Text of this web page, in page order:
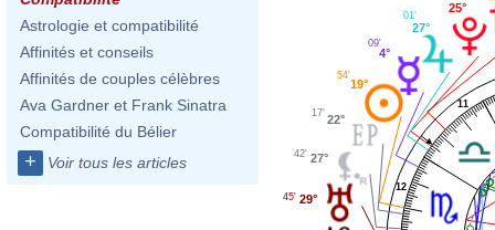
Astrologie et compatibilité
Affinités et conseils
Affinités de couples célèbres
Ava Gardner et Frank Sinatra
Compatibilité du Bélier
+ Voir tous les articles
11
12
25°
27°
01'
4°
09'
19°
54'
22°
17'
27°
42'
29°
45'